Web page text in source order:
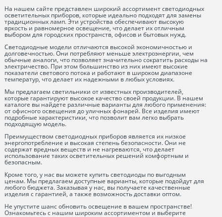
На нашем сайте представлен широкий ассортимент светодиодных
осветительных приборов, которые идеально подходят для замены
традиционных ламп. Эти устройства обеспечивают высокую
яркость и равномерное освещение, что делает их отличным
выбором для городских пространств, офисов и бытовых нужд.
Светодиодные модели отличаются высокой экономичностью и
долговечностью. Они потребляют меньше электроэнергии, чем
обычные аналоги, что позволяет значительно сократить расходы на
электричество. При этом большинство из них имеют высокие
показатели светового потока и работают в широком диапазоне
температур, что делает их надежными в любых условиях.
Мы предлагаем светильники от известных производителей,
которые гарантируют высокое качество своей продукции. В нашем
каталоге вы найдете различные варианты для любого применения:
от офисного освещения до уличных фонарей. Все изделия имеют
подробные характеристики, что позволит вам легко выбрать
подходящую модель.
Преимуществом светодиодных приборов является их низкое
энергопотребление и высокая степень безопасности. Они не
содержат вредных веществ и не нагреваются, что делает
использование таких осветительных решений комфортным и
безопасным.
Кроме того, у нас вы можете купить светодиоды по выгодным
ценам. Мы предлагаем доступные варианты, которые подойдут для
любого бюджета. Заказывая у нас, вы получаете качественные
изделия с гарантией, а также возможность доставки оптом.
Не упустите шанс обновить освещение в вашем пространстве!
Ознакомьтесь с нашим широким ассортиментом и выберите